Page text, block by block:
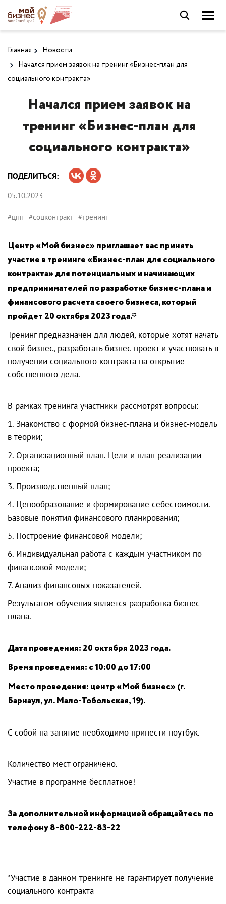
Главная
Новости
Начался прием заявок на тренинг «Бизнес-план для
социального контракта»
Начался прием заявок на
тренинг «Бизнес-план для
социального контракта»
ПОДЕЛИТЬСЯ:
05.10.2023
#цпп #соцконтракт #тренинг
Центр «Мой бизнес» приглашает вас принять
участие в тренинге «Бизнес-план для социального
контракта» для потенциальных и начинающих
предпринимателей по разработке бизнес-плана и
финансового расчета своего бизнеса, который
пройдет 20 октября 2023 года.*
Тренинг предназначен для людей, которые хотят начать
свой бизнес, разработать бизнес-проект и участвовать в
получении социального контракта на открытие
собственного дела.
В рамках тренинга участники рассмотрят вопросы:
1. Знакомство с формой бизнес-плана и бизнес-модель
в теории;
2. Организационный план. Цели и план реализации
проекта;
3. Производственный план;
4. Ценообразование и формирование себестоимости.
Базовые понятия финансового планирования;
5. Построение финансовой модели;
6. Индивидуальная работа с каждым участником по
финансовой модели;
7. Анализ финансовых показателей.
Результатом обучения является разработка бизнес-
плана.
Дата проведения: 20 октября 2023 года.
Время проведения: с 10:00 до 17:00
Место проведения: центр «Мой бизнес» (г.
Барнаул, ул. Мало-Тобольская, 19).
С собой на занятие необходимо принести ноутбук.
Количество мест ограничено.
Участие в программе бесплатное!
За дополнительной информацией обращайтесь по
телефону 8-800-222-83-22
*Участие в данном тренинге не гарантирует получение
социального контракта